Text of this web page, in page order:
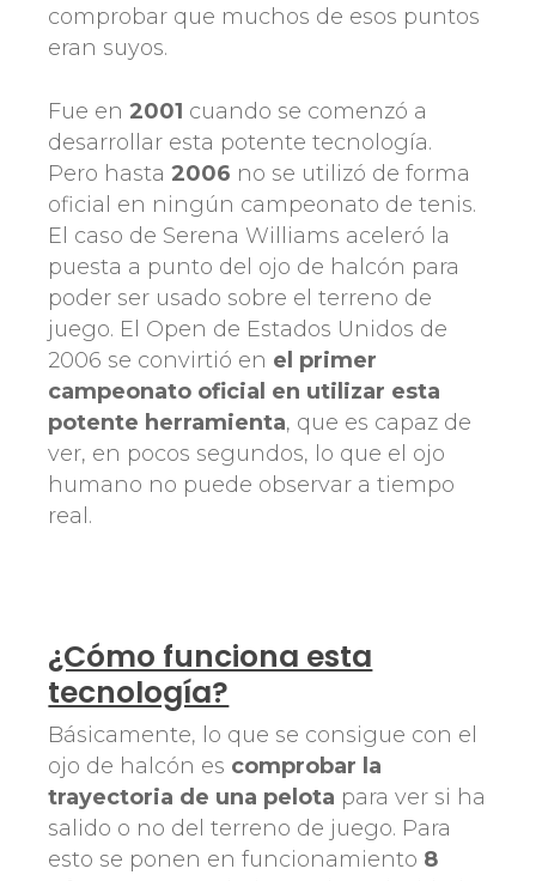
comprobar que muchos de esos puntos
eran suyos.
Fue en2001 cuando se comenzó a
desarrollar esta potente tecnología.
Pero hasta2006 no se utilizó de forma
oficial en ningún campeonato de tenis.
El caso de Serena Williams aceleró la
puesta a punto del ojo de halcón para
poder ser usado sobre el terreno de
juego. El Open de Estados Unidos de
2006 se convirtió en el primer
campeonato oficial en utilizar esta
potente herramienta, que es capaz de
ver, en pocos segundos, lo que el ojo
humano no puede observar a tiempo
real.
¿Cómo funciona esta
tecnología?
Básicamente, lo que se consigue con el
ojo de halcón es comprobar la
trayectoria de una pelota para ver si ha
salido o no del terreno de juego. Para
esto se ponen en funcionamiento 8